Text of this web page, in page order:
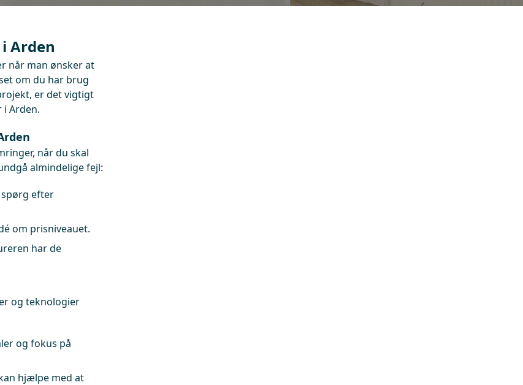
Arden
når man ønsker at
om du har brug
er det vigtigt
i Arden.
når du skal
almindelige fejl:
efter
om prisniveauet.
har de
og teknologier
og fokus på
hjælpe med at